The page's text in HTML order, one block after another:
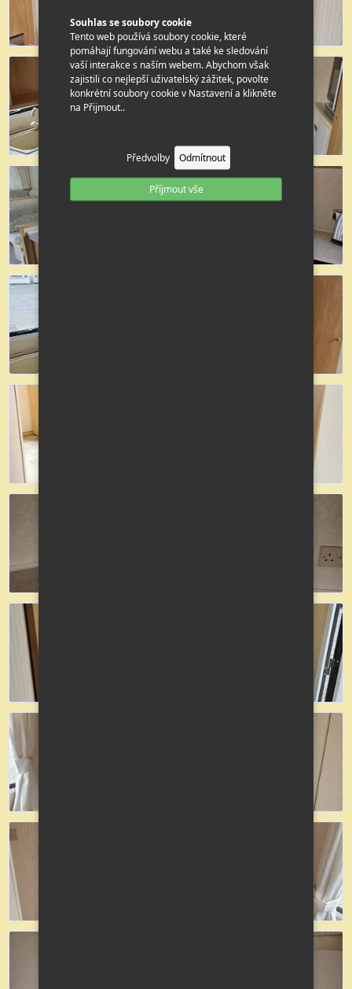
Souhlas se soubory cookie
Tento web používá soubory cookie, které
pomáhají fungování webu a také ke sledování
vaší interakce s naším webem. Abychom však
zajistili co nejlepší uživatelský zážitek, povolte
konkrétní soubory cookie v Nastavení a klikněte
na Přijmout..
Předvolby Odmítnout
Příjmout vše